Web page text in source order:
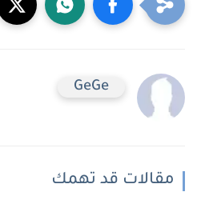
GeGe
مقالات قد تهمك